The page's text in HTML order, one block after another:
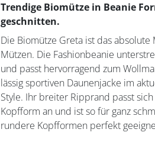
Trendige Biomütze in Beanie
geschnitten.
Die Biomütze Greta ist das
Mützen. Die Fashionbeanie
und passt hervorragend zum
lässig sportiven Daunenjacke im
Style. Ihr breiter Ripprand passt
Kopfform an und ist so für ganz
rundere Kopfformen perfekt